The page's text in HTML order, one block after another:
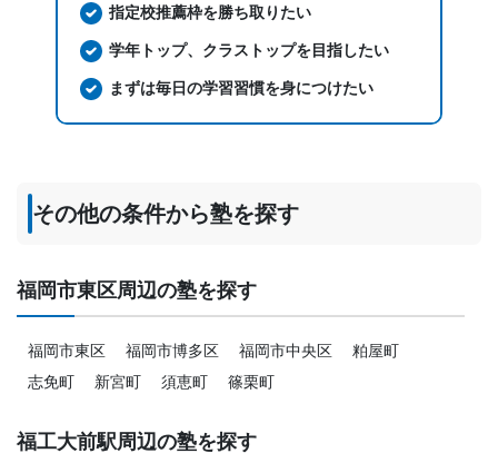
指定校推薦枠を勝ち取りたい
学年トップ、クラストップを目指したい
まずは毎日の学習習慣を身につけたい
その他の条件から塾を探す
福岡市東区周辺の塾を探す
福岡市東区 福岡市博多区 福岡市中央区
粕屋町
志免町
新宮町 須恵町 篠栗町
福工大前駅周辺の塾を探す